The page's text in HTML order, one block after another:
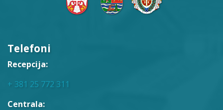
Telefoni
Recepcija:
+ 381 25 772 311
Centrala: